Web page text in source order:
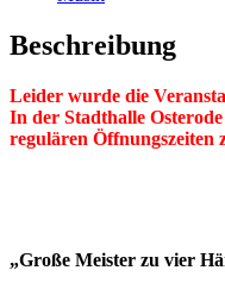
Beschreibung
Leider wurde die
In der Stadthalle
regulären Öffnungszeiten
„Große Meister zu vier